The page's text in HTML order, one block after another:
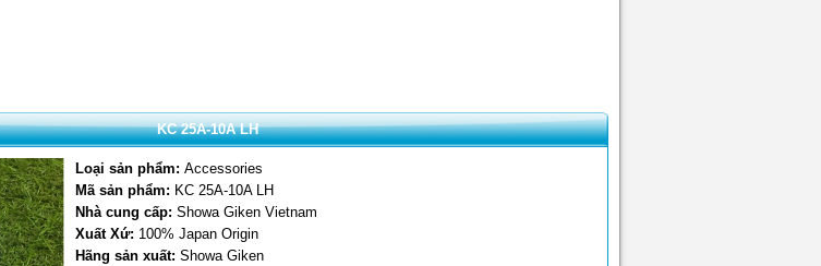
KC 25A-10A LH
Loại sản phẩm: Accessories
Mã sản phẩm: KC 25A-10A LH
Nhà cung cấp: Showa Giken Vietnam
Xuất Xứ: 100% Japan Origin
Hãng sản xuất: Showa Giken